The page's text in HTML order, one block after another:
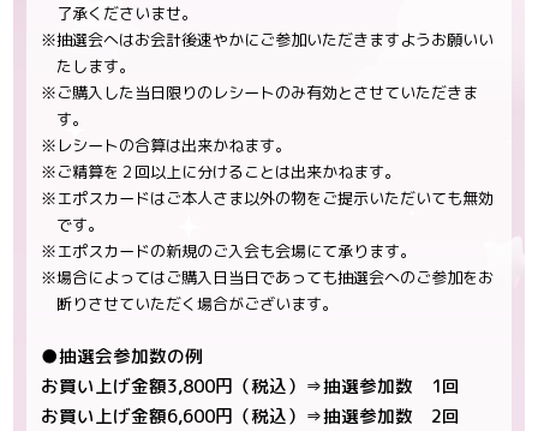
了承くださいませ。
※抽選会へはお会計後速やかにご参加いただきますようお願いい
たします。
※ご購入した当日限りのレシートのみ有効とさせていただきま
す。
※レシートの合算は出来かねます。
※ご精算を２回以上に分けることは出来かねます。
※エポスカードはご本人さま以外の物をご提示いただいても無効
です。
※エポスカードの新規のご入会も会場にて承ります。
※場合によってはご購入日当日であっても抽選会へのご参加をお
断りさせていただく場合がございます。
●抽選会参加数の例
お買い上げ金額3,800円（税込）⇒抽選参加数 1回
お買い上げ金額6,600円（税込）⇒抽選参加数 2回